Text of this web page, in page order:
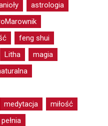
astrologia
feng shui
Litha
magia
medytacja
miłość
pełnia